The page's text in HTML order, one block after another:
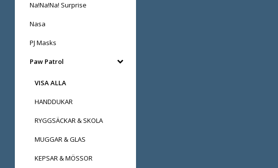
Na!Na!Na! Surprise
Nasa
PJ Masks
Paw Patrol
VISA ALLA
HANDDUKAR
RYGGSÄCKAR & SKOLA
MUGGAR & GLAS
KEPSAR & MÖSSOR